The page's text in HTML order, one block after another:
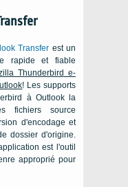
Transfer est un
rapide et fiable
Thunderbird e-
! Les supports
à Outlookla
fichiers source
d'encodage et
dossier d'origine.
est l'outil
approprié pour